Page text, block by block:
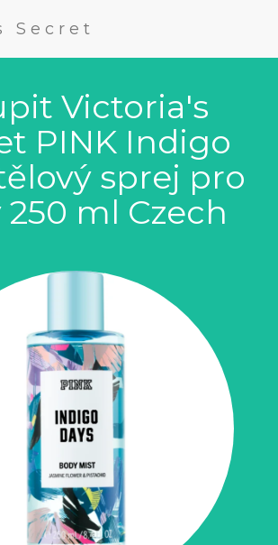
Secret
Victoria's
PINK Indigo
sprej pro
250 ml Czech